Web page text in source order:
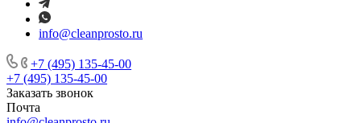
info@cleanprosto.ru
+7 (495) 135-45-00
+7 (495) 135-45-00
Заказать звонок
Почта